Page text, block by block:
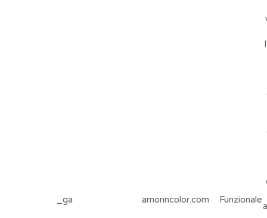
_ga .amonncolor.com Funzionale